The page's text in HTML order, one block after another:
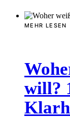
MEHR LESEN
will?